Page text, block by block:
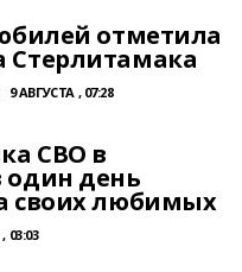
отметила
9 АВГУСТА , 07:28
СВО в
день
своих любимых
03:03